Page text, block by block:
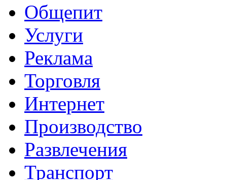
Общепит
Услуги
Реклама
Торговля
Интернет
Производство
Развлечения
Транспорт